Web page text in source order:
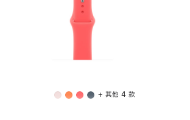
+ 其他 4 款